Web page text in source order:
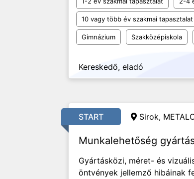
10 vagy több év szakmai tapasztalat
Gimnázium Szakközépiskola
Kereskedő, eladó
START Sirok,
Munkalehetőség
Gyártásközi, méret- és
öntvények jellemző hibáinak